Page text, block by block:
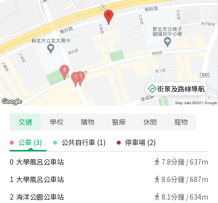
街景及路線導航
交通 學校 購物 醫療 休閒 寵物
公車 (3) 公共自行車 (1) 停車場 (2)
0 大學風呂公車站 7.8分鐘 /637m
1 大學風呂公車站 8.6分鐘 /687m
2 海洋公園公車站 8.1分鐘 /634m